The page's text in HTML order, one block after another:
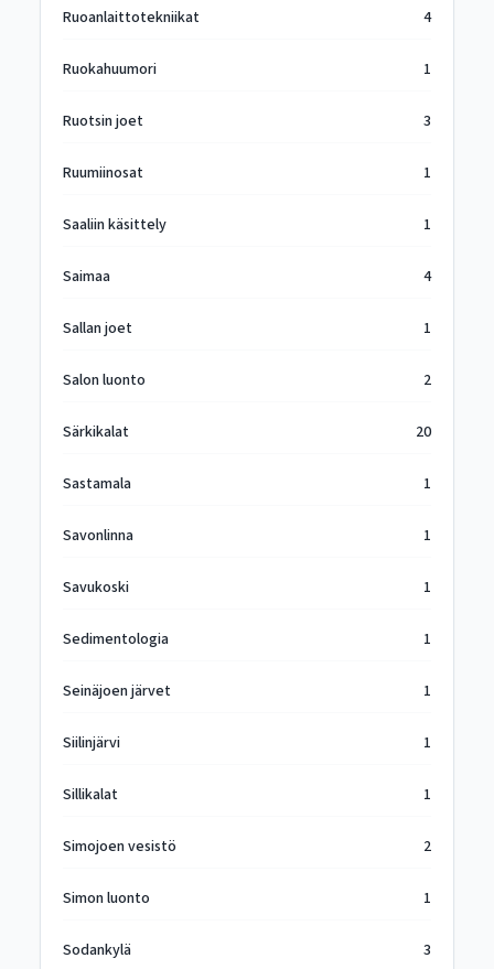
Ruoanlaittotekniikat 4
Ruokahuumori 1
Ruotsin joet 3
Ruumiinosat 1
Saaliin käsittely 1
Saimaa 4
Sallan joet 1
Salon luonto 2
Särkikalat 20
Sastamala 1
Savonlinna 1
Savukoski 1
Sedimentologia 1
Seinäjoen järvet 1
Siilinjärvi 1
Sillikalat 1
Simojoen vesistö 2
Simon luonto 1
Sodankylä 3